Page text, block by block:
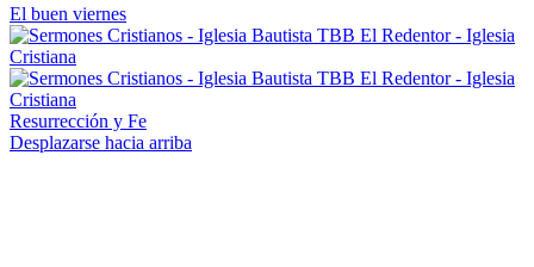
El buen viernes
Resurrección y Fe
Desplazarse hacia arriba